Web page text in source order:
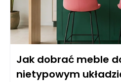
Jak dobrać meble
nietypowym